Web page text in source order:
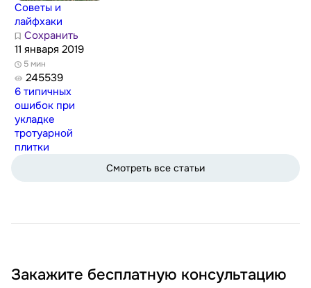
Советы и
лайфхаки
Сохранить
11 января 2019
5 мин
245539
6 типичных
ошибок при
укладке
тротуарной
плитки
Смотреть все статьи
Закажите бесплатную консультацию